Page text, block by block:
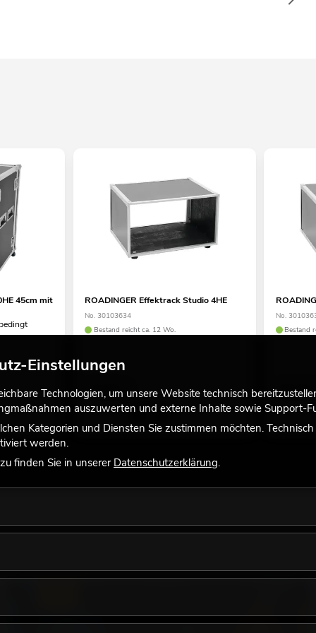
45cm mit
ROADINGER Effektrack Studio 4HE
No. 30103634
Bestand reicht ca. 12 Wo.
79,90 €
No.
Bestand
99,00
Einstellungen
Technologien, um unsere Website technisch
auszuwerten und externe Inhalte sowie Support-
Kategorien und Diensten Sie zustimmen möchten.
werden.
finden Sie in unserer Datenschutzerklärung.